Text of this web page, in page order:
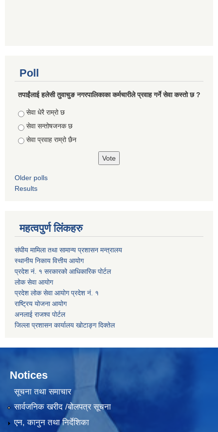
Poll
तपाईंलाई हलेसी तुवाचुङ नगरपालिकाका कर्मचारीले प्रवाह गर्ने सेवा कस्तो छ ?
Choices
सेवा धेरै राम्रो छ
सेवा सन्तोषजनक छ
सेवा प्रवाह राम्रो छैन
Older polls
Results
महत्वपुर्ण लिंकहरु
संघीय मामिला तथा सामान्य प्रशासन मन्त्रालय
स्थानीय निकाय वित्तीय आयोग
प्रदेश नं. १ सरकारको आधिकारिक पोर्टल
लोक सेवा आयोग
प्रदेश लोक सेवा आयोग प्रदेश नं. १
राष्ट्रिय योजना आयोग
अनलाई राजश्व पोर्टल
जिल्ला प्रशासन कार्यालय खोटाङ्ग दिक्तेल
Notices
सूचना तथा समाचार
सार्वजनिक खरीद /बोलपत्र सूचना
एन, कानुन तथा निर्देशिका